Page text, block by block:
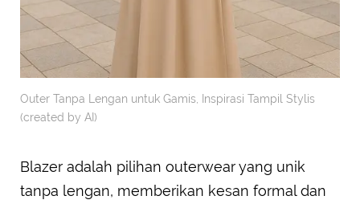
Outer Tanpa Lengan untuk Gamis, Inspirasi Tampil Stylis
(created by AI)
Blazer adalah pilihan outerwear yang unik
tanpa lengan, memberikan kesan formal dan